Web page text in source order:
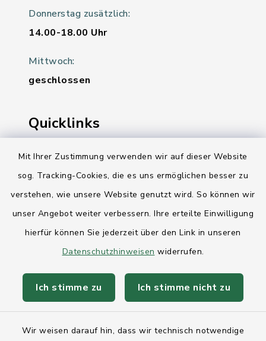
Mit Ihrer Zustimmung verwenden wir auf dieser Website
sog. Tracking-Cookies, die es uns ermöglichen besser zu
verstehen, wie unsere Website genutzt wird. So können wir
unser Angebot weiter verbessern. Ihre erteilte Einwilligung
hierfür können Sie jederzeit über den Link in unseren
Datenschutzhinweisen widerrufen.
Ich stimme zu Ich stimme nicht zu
Wir weisen darauf hin, dass wir technisch notwendige
Donnerstag zusätzlich:
14.00-18.00 Uhr
Mittwoch:
geschlossen
Quicklinks
Ihre Behördennummer 115
Landesregierung Schleswig-Holstein
AktivRegion Mittelholstein